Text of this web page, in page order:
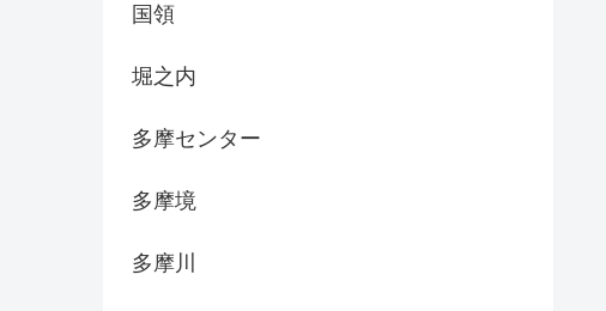
国領
堀之内
多摩センター
多摩境
多摩川